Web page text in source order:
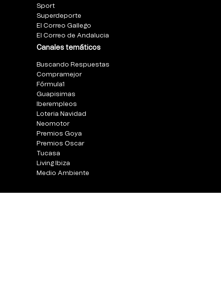
Sport
Superdeporte
El Correo Gallego
El Correo de Andalucia
Canales temáticos
Buscando Respuestas
Compramejor
Fórmula1
Guapisimas
Iberempleos
Loteria Navidad
Neomotor
Premios Goya
Premios Oscar
Tucasa
Living Ibiza
Medio Ambiente